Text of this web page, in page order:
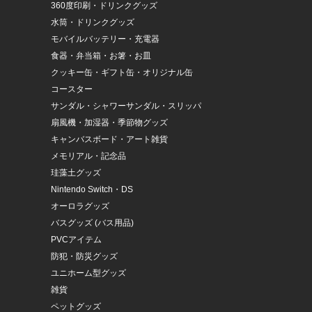
360度印刷・ドリンクグッズ
水筒・ドリンクグッズ
モバイルバッテリー・充電器
食器・弁当箱・お箸・お皿
クッキー缶・ギフト缶・オリジナル缶
コースター
サンダル・シャワーサンダル・スリッパ
扇風機・加湿器・季節物グッズ
キャンバスボード・アート雑貨
メモリアル・記念品
珪藻土グッズ
Nintendo Switch・DS
オーロラグッズ
バスグッズ (バス用品)
PVCアイテム
防犯・防災グッズ
ユニホーム型グッズ
雑貨
ペットグッズ